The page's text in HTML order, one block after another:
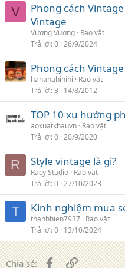
V
Phong cách
Vintage
Vương Vương Rao vặt
Trả lời 0 26/9/2024
Phong cách Vintage
hahahahihihi
Rao vặt
Trả lời 3 14/8/2012
TOP 10 xu hướng
aoxuatkhauvn Rao vặt
Trả lời 0 20/9/2020
R Style vintage là gì?
Racy Studio Rao vặt
Trả lời 0 27/10/2023
T Kinh nghiệm mua
thanhhien7937 Rao vặt
Trả lời 0 13/10/2024
Chia sẻ: FacebookLiên kết